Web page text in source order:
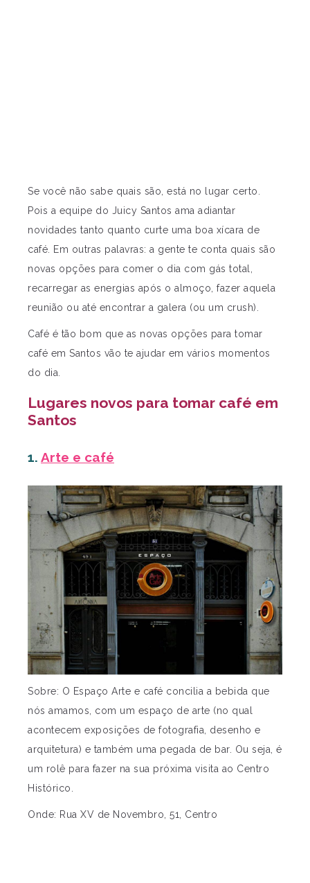
Se você não sabe quais são, está no lugar certo.
Pois a equipe do Juicy Santos ama adiantar
novidades tanto quanto curte uma boa xícara de
café. Em outras palavras: a gente te conta quais são
novas opções para comer o dia com gás total,
recarregar as energias após o almoço, fazer aquela
reunião ou até encontrar a galera (ou um crush).
Café é tão bom que as novas opções para tomar
café em Santos vão te ajudar em vários momentos
do dia.
Lugares novos para tomar café em
Santos
1. Arte e café
Sobre: O Espaço Arte e café concilia a bebida que
nós amamos, com um espaço de arte (no qual
acontecem exposições de fotografia, desenho e
arquitetura) e também uma pegada de bar. Ou seja, é
um rolê para fazer na sua próxima visita ao Centro
Histórico.
Onde: Rua XV de Novembro, 51, Centro